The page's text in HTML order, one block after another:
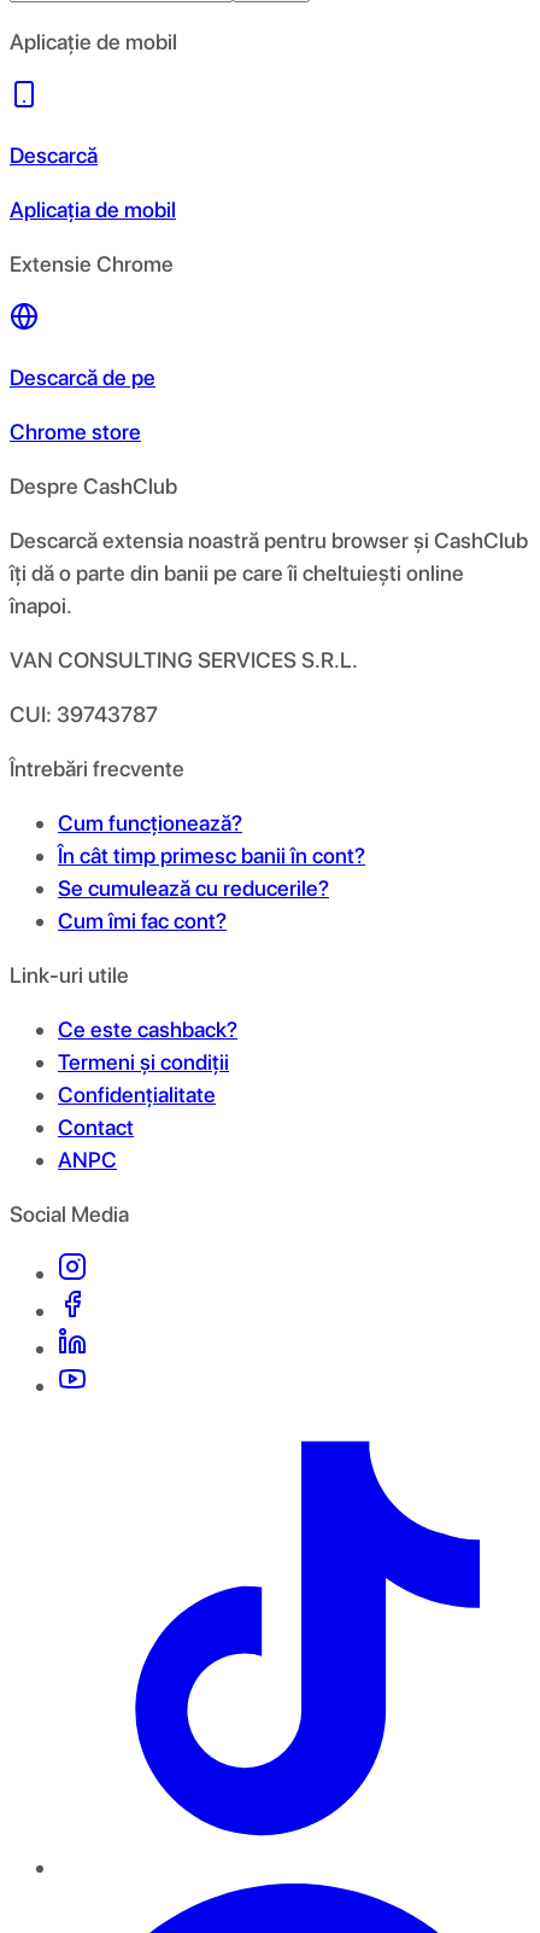
Aplicație de mobil
Descarcă
Aplicația de mobil
Extensie Chrome
Descarcă de pe
Chrome store
Despre CashClub
Descarcă extensia noastră pentru browser și CashClub
îți dă o parte din banii pe care îi cheltuiești online
înapoi.
VAN CONSULTING SERVICES S.R.L.
CUI: 39743787
Întrebări frecvente
Cum funcționează?
În cât timp primesc banii în cont?
Se cumulează cu reducerile?
Cum îmi fac cont?
Link-uri utile
Ce este cashback?
Termeni și condiții
Confidențialitate
Contact
ANPC
Social Media